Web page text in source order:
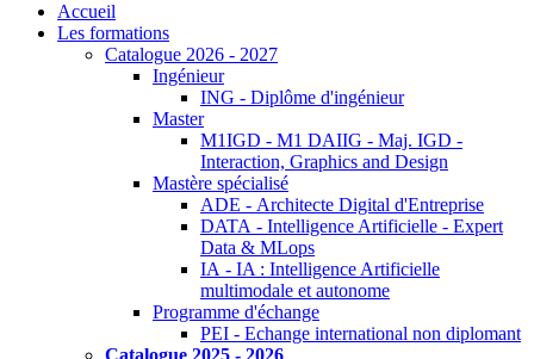
Accueil
Les formations
Catalogue 2026 - 2027
Ingénieur
ING - Diplôme d'ingénieur
Master
M1IGD - M1 DAIIG - Maj. IGD -
Interaction, Graphics and Design
Mastère spécialisé
ADE - Architecte Digital d'Entreprise
DATA - Intelligence Artificielle - Expert
Data & MLops
IA - IA : Intelligence Artificielle
multimodale et autonome
Programme d'échange
PEI - Echange international non diplomant
Catalogue 2025 - 2026